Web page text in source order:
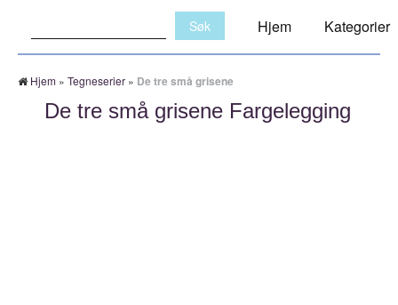
Hjem Kategorier
Hjem » Tegneserier » De tre små grisene
De tre små grisene Fargelegging